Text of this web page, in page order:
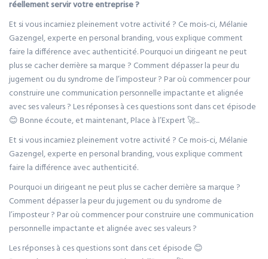
réellement servir votre entreprise ?
Et si vous incarniez pleinement votre activité ? Ce mois-ci, Mélanie
Gazengel, experte en personal branding, vous explique comment
faire la différence avec authenticité. Pourquoi un dirigeant ne peut
plus se cacher derrière sa marque ? Comment dépasser la peur du
jugement ou du syndrome de l’imposteur ? Par où commencer pour
construire une communication personnelle impactante et alignée
avec ses valeurs ? Les réponses à ces questions sont dans cet épisode
😊 Bonne écoute, et maintenant, Place à l’Expert 🚀...
Et si vous incarniez pleinement votre activité ? Ce mois-ci, Mélanie
Gazengel, experte en personal branding, vous explique comment
faire la différence avec authenticité.
Pourquoi un dirigeant ne peut plus se cacher derrière sa marque ?
Comment dépasser la peur du jugement ou du syndrome de
l’imposteur ? Par où commencer pour construire une communication
personnelle impactante et alignée avec ses valeurs ?
Les réponses à ces questions sont dans cet épisode 😊